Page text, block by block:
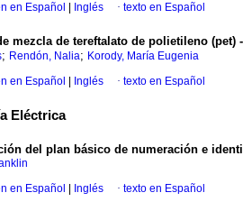
en Español Inglés · texto en Español
mezcla de tereftalato de polietileno (pet)
; Rendón, Nalia; Korody, María Eugenia
en Español Inglés · texto en Español
Eléctrica
del plan básico de numeración e
en Español Inglés · texto en Español